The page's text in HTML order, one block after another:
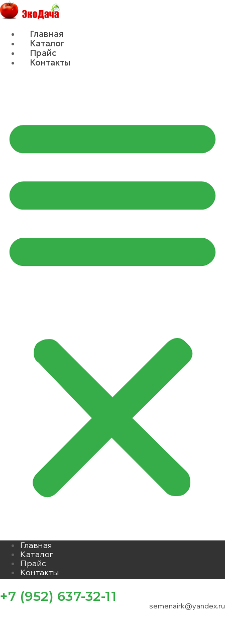
Главная
Каталог
Прайс
Контакты
Главная
Каталог
Прайс
Контакты
+7 (952) 637-32-11
semenairk@yandex.ru